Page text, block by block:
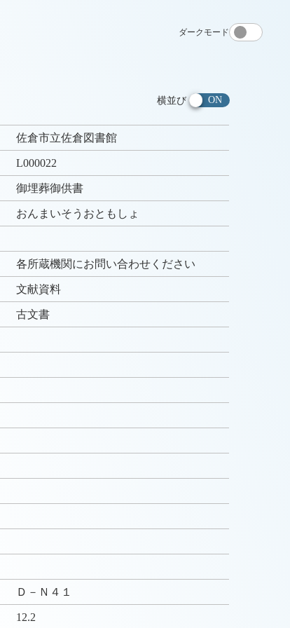
ダークモード
横並び
佐倉市立佐倉図書館
L000022
御埋葬御供書
おんまいそうおともしょ
各所蔵機関にお問い合わせください
文献資料
古文書
Ｄ－Ｎ４１
12.2